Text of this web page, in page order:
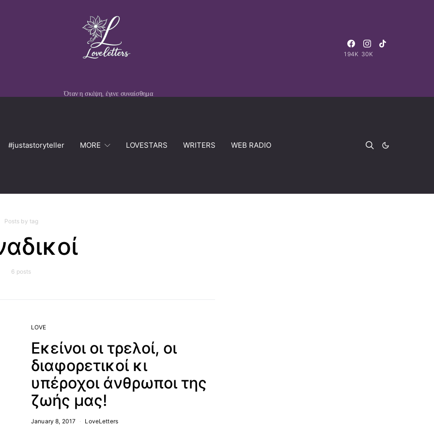
Όταν η σκέψη, έγινε συναίσθημα
194K 30K
#justastoryteller MORE LOVESTARS WRITERS WEB RADIO
Posts by tag
6 posts
LOVE
Εκείνοι οι τρελοί, οι
διαφορετικοί κι
υπέροχοι άνθρωποι της
ζωής μας!
January 8, 2017 LoveLetters